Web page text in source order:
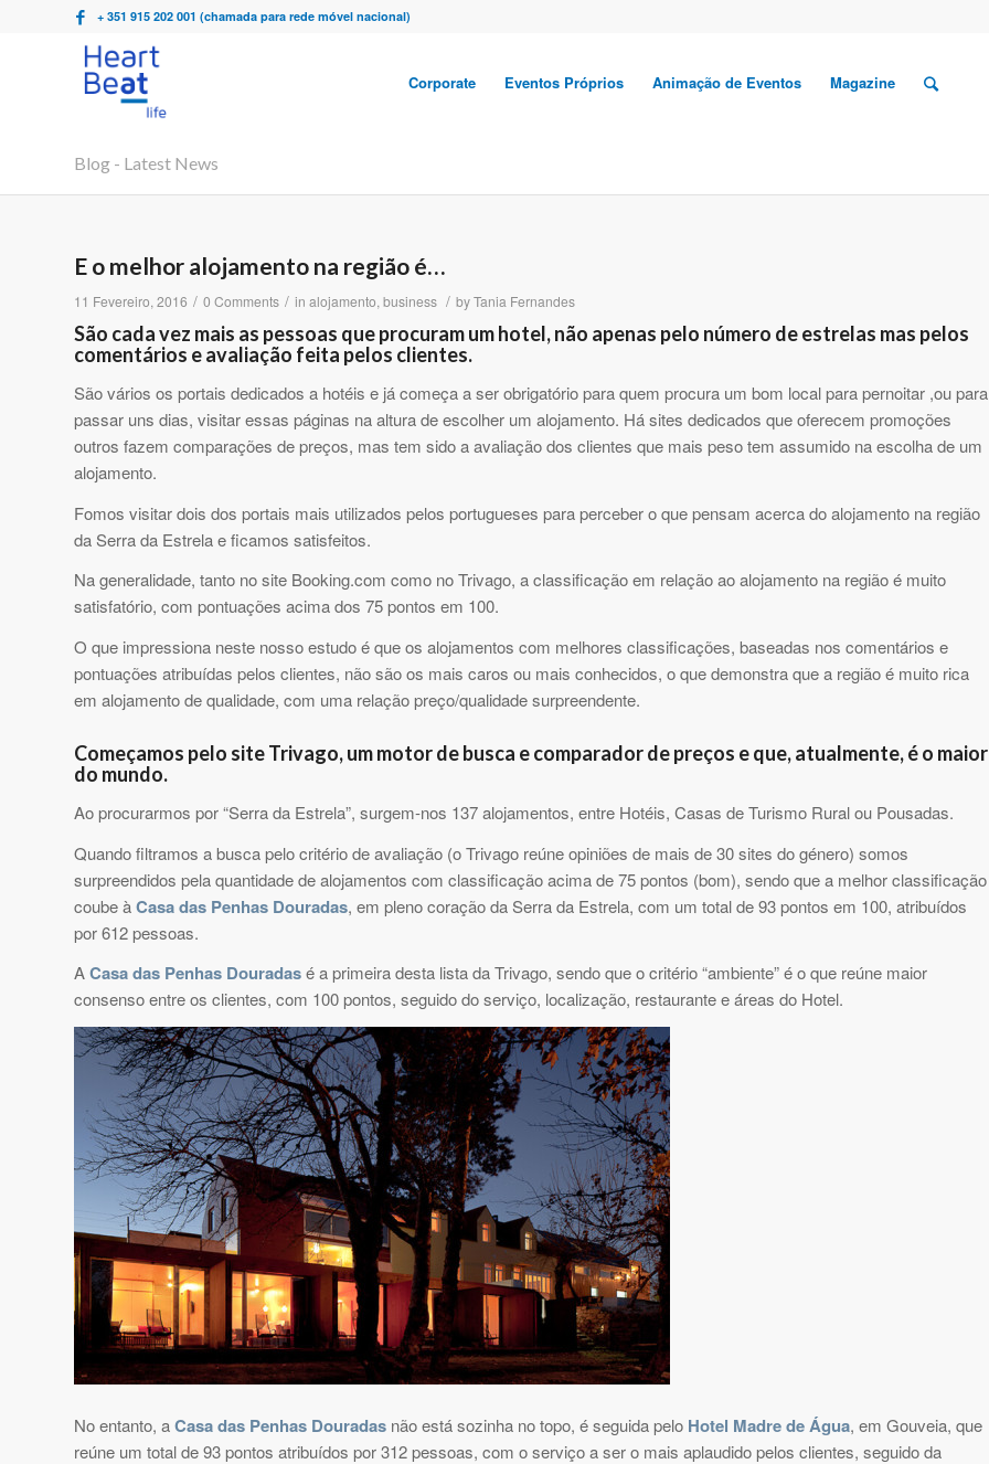
+ 351 915 202 001 (chamada para rede móvel nacional)
Corporate Eventos Próprios Animação de Eventos Magazine
Blog - Latest News
E o melhor alojamento na região é…
11 Fevereiro, 2016 / 0 Comments / in alojamento, business / byTania Fernandes
São cada vez mais as pessoas que procuram um hotel, não apenas pelo número de estrelas mas pelos
comentários e avaliação feita pelos clientes.
São vários os portais dedicados a hotéis e já começa a ser obrigatório para quem procura um bom local para pernoitar ,ou para
passar uns dias, visitar essas páginas na altura de escolher um alojamento. Há sites dedicados que oferecem promoções
outros fazem comparações de preços, mas tem sido a avaliação dos clientes que mais peso tem assumido na escolha de um
alojamento.
Fomos visitar dois dos portais mais utilizados pelos portugueses para perceber o que pensam acerca do alojamento na região
da Serra da Estrela e ficamos satisfeitos.
Na generalidade, tanto no site Booking.com como no Trivago, a classificação em relação ao alojamento na região é muito
satisfatório, com pontuações acima dos 75 pontos em 100.
O que impressiona neste nosso estudo é que os alojamentos com melhores classificações, baseadas nos comentários e
pontuações atribuídas pelos clientes, não são os mais caros ou mais conhecidos, o que demonstra que a região é muito rica
em alojamento de qualidade, com uma relação preço/qualidade surpreendente.
Começamos pelo site Trivago, um motor de busca e comparador de preços e que, atualmente, é o maior
do mundo.
Ao procurarmos por “Serra da Estrela”, surgem-nos 137 alojamentos, entre Hotéis, Casas de Turismo Rural ou Pousadas.
Quando filtramos a busca pelo critério de avaliação (o Trivago reúne opiniões de mais de 30 sites do género) somos
surpreendidos pela quantidade de alojamentos com classificação acima de 75 pontos (bom), sendo que a melhor classificação
coube àCasa das Penhas Douradas, em pleno coração da Serra da Estrela, com um total de 93 pontos em 100, atribuídos
por 612 pessoas.
ACasa das Penhas Douradasé a primeira desta lista da Trivago, sendo que o critério “ambiente” é o que reúne maior
consenso entre os clientes, com 100 pontos, seguido do serviço, localização, restaurante e áreas do Hotel.
No entanto, aCasa das Penhas Douradas não está sozinha no topo, é seguida pelo Hotel Madre de Água, em Gouveia, que
reúne um total de 93 pontos atribuídos por 312 pessoas, com o serviço a ser o mais aplaudido pelos clientes, seguido da